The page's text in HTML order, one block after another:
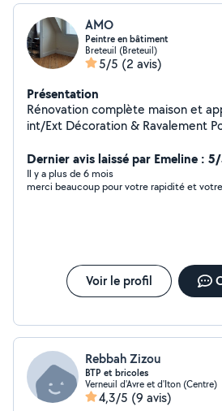
AMO
Peintre en bâtiment
Breteuil (Breteuil)
5/5 (2 avis)
Présentation
Rénovation complète maison et
int/Ext Décoration & Ravalement
Parquet Peinture au
des eaux ou incendie si besoin mon
déplace . Me déplace facilement
Dernier avis laissé par Emeline :
Il y a plus de 6 mois
merci beaucoup pour votre rapidité et
Voir le profil
Rebbah Zizou
BTP et bricoles
Verneuil d'Avre et d'Iton (Centre)
4,3/5 (9 avis)